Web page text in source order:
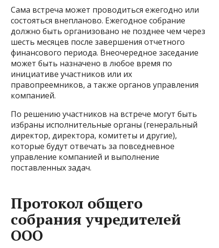
Сама встреча может проводиться ежегодно или
состояться внепланово. Ежегодное собрание
должно быть организовано не позднее чем через
шесть месяцев после завершения отчетного
финансового периода. Внеочередное заседание
может быть назначено в любое время по
инициативе участников или их
правопреемников, а также органов управления
компанией.
По решению участников на встрече могут быть
избраны исполнительные органы (генеральный
директор, директора, комитеты и другие),
которые будут отвечать за повседневное
управление компанией и выполнение
поставленных задач.
Протокол общего
собрания учредителей
ООО